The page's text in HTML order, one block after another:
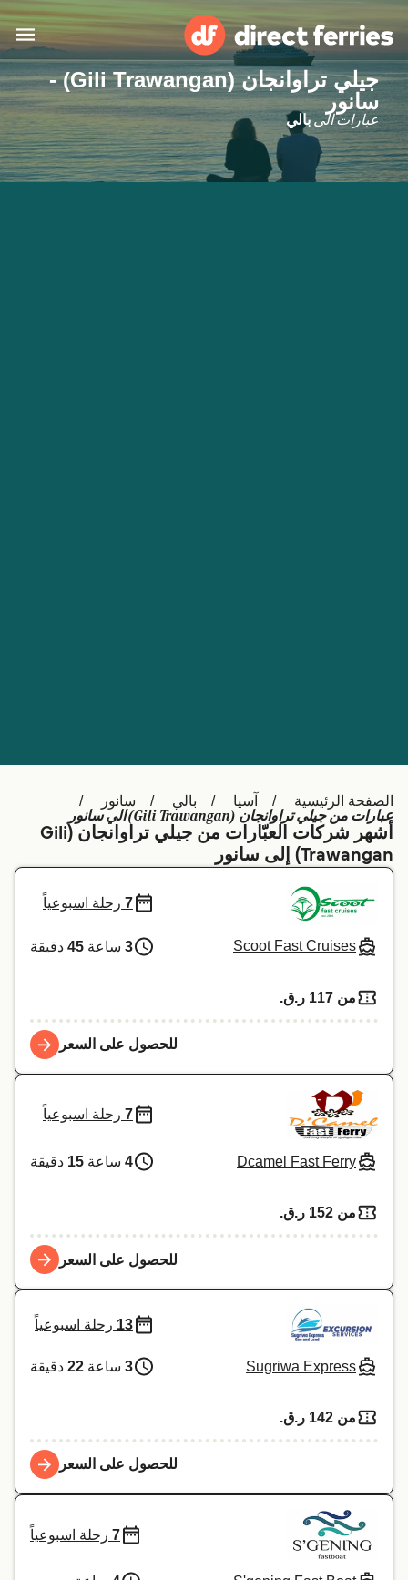
البلدان
تذاكر العبّارة
België (NL)
Ελλάδα
Belgique (FR)
Polska
Deutschland
Schweiz (DE)
Indonesia
Maroc (FR)
جيلي تراوانجان (Gili Trawangan) -
سانور
عبارات الى بالي
الصفحة الرئيسية آسيا بالي سانور
عبارات من جيلي تراوانجان (Gili Trawangan) الي سانور
أشهر شركات العبّارات من جيلي تراوانجان (Gili
Trawangan) إلى سانور
Scoot Fast Cruises
7 رحلة اسبوعياً
3 ساعة 45 دقيقة
من 117 ر.ق.‏
للحصول على السعر
Dcamel Fast Ferry
7 رحلة اسبوعياً
4 ساعة 15 دقيقة
من 152 ر.ق.‏
للحصول على السعر
Sugriwa Express
13 رحلة اسبوعياً
3 ساعة 22 دقيقة
من 142 ر.ق.‏
للحصول على السعر
7 رحلة اسبوعياً